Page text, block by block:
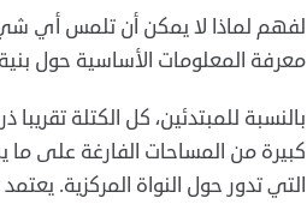
لفهم لماذا لا يمكن أن تلمس أي
معرفة المعلومات الأساسية حول بنية
بالنسبة للمبتدئين، كل الكتلة
كبيرة من المساحات الفارغة على ما
التي تدور حول النواة المركزية.